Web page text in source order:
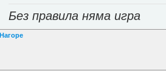
Без правила няма игра
Нагоре